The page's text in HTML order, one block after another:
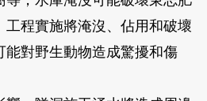
工程實施將淹沒、佔用和破壞
能對野生動物造成驚擾和傷